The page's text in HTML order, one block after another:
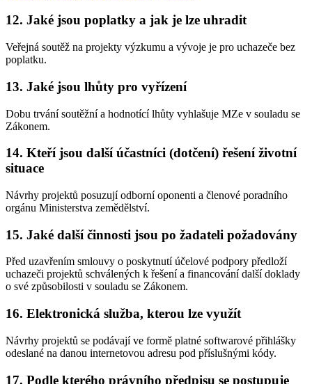
12. Jaké jsou poplatky a jak je lze uhradit
Veřejná soutěž na projekty výzkumu a vývoje je pro uchazeče bez
poplatku.
13. Jaké jsou lhůty pro vyřízení
Dobu trvání soutěžní a hodnotící lhůty vyhlašuje MZe v souladu se
Zákonem.
14. Kteří jsou další účastníci (dotčení) řešení životní
situace
Návrhy projektů posuzují odborní oponenti a členové poradního
orgánu Ministerstva zemědělství.
15. Jaké další činnosti jsou po žadateli požadovány
Před uzavřením smlouvy o poskytnutí účelové podpory předloží
uchazeči projektů schválených k řešení a financování další doklady
o své způsobilosti v souladu se Zákonem.
16. Elektronická služba, kterou lze využít
Návrhy projektů se podávají ve formě platné softwarové přihlášky
odeslané na danou internetovou adresu pod příslušnými kódy.
17. Podle kterého právního předpisu se postupuje